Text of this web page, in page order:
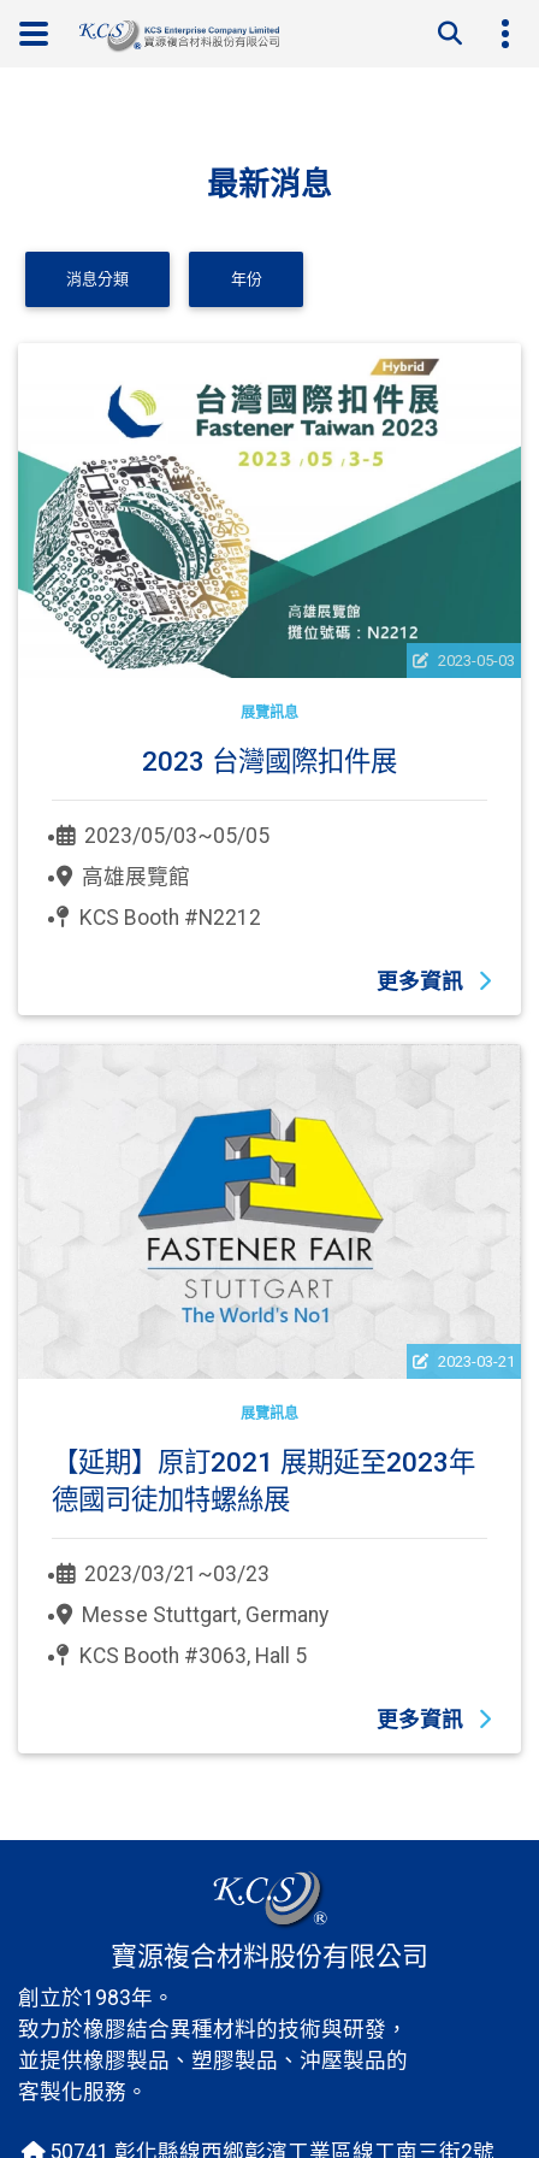
最新消息
消息分類 年份
2023-05-03
展覽訊息
2023 台灣國際扣件展
2023/05/03~05/05
高雄展覽館
KCS Booth #N2212
更多資訊
2023-03-21
展覽訊息
【延期】原訂2021 展期延至2023年
德國司徒加特螺絲展
2023/03/21~03/23
Messe Stuttgart, Germany
KCS Booth #3063, Hall 5
更多資訊
寶源複合材料股份有限公司
創立於1983年。
致力於橡膠結合異種材料的技術與研發，
並提供橡膠製品、塑膠製品、沖壓製品的
客製化服務。
50741 彰化縣線西鄉彰濱工業區線工南三街2號